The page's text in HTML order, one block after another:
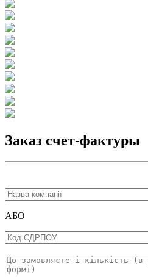
Заказ счет-фактуры
АБО